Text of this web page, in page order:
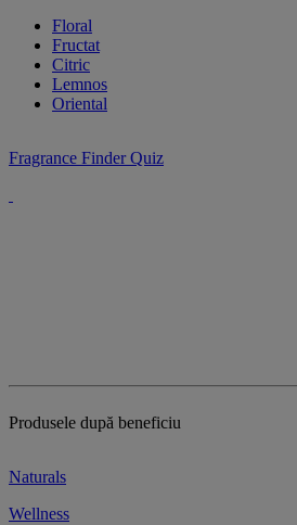
Floral
Fructat
Citric
Lemnos
Oriental
Fragrance Finder Quiz
Produsele după beneficiu
Naturals
Wellness